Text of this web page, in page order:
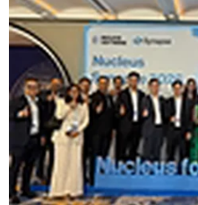
Tổng thống Putin: